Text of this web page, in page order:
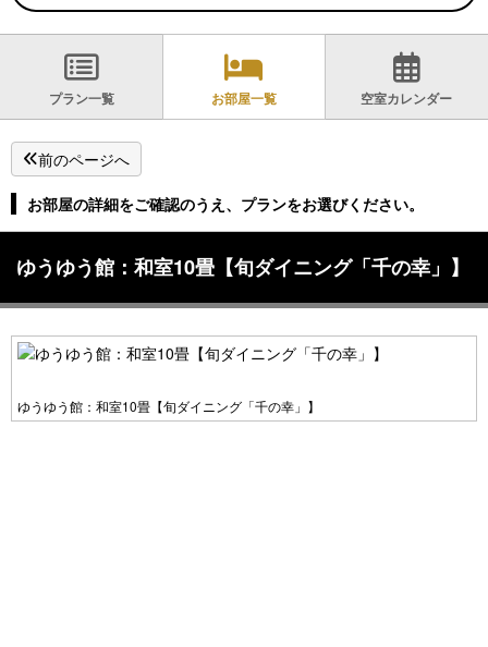
プラン一覧 お部屋一覧 空室カレンダー
前のページへ
お部屋の詳細をご確認のうえ、プランをお選びください。
ゆうゆう館：和室10畳【旬ダイニング「千の幸」】
ゆうゆう館：和室10畳【旬ダイニング「千の幸」】